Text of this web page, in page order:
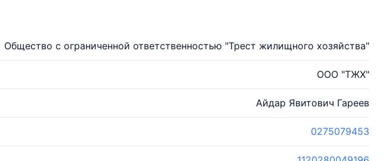
Общество с ограниченной ответственностью "Трест жилищного хозяйства"
ООО "ТЖХ"
Айдар Явитович Гареев
0275079453